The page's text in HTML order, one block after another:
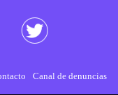
Canal de denuncias